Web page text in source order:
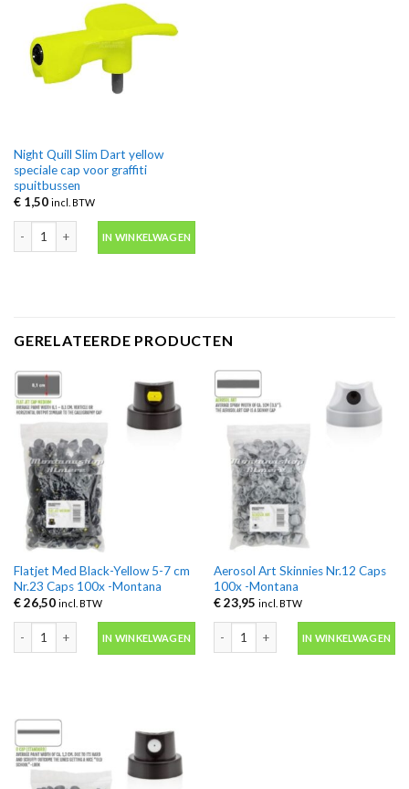
Night Quill Slim Dart yellow
speciale cap voor graffiti
spuitbussen
€1,50 incl. BTW
IN WINKELWAGEN
GERELATEERDE PRODUCTEN
Flatjet Med Black-Yellow 5-7 cm
Nr.23 Caps 100x -Montana
€26,50 incl. BTW
Flatjet Med Black-Yellow 5-7 cm Nr.23 Caps 100x -Montana aantal
IN WINKELWAGEN
Aerosol Art Skinnies Nr.12 Caps
100x -Montana
€23,95 incl. BTW
Aerosol Art Skinnies Nr.12 Caps
IN WINKELWAGEN